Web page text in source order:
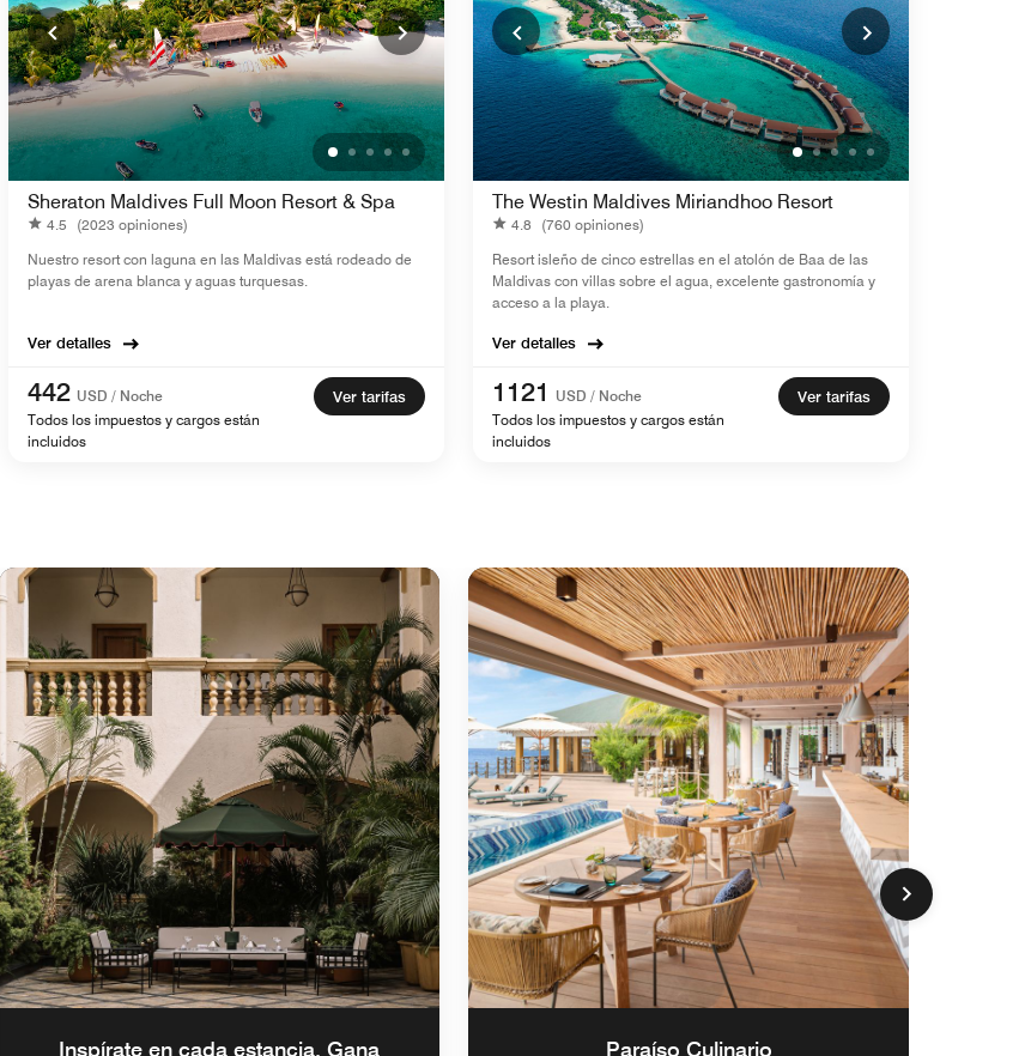
Sheraton Maldives Full Moon Resort & Spa
4.5
(2023 opiniones)
Nuestro resort con laguna en las Maldivas está rodeado de
playas de arena blanca y aguas turquesas.
Ver detalles
442 USD / Noche
Todos los impuestos y cargos están
incluidos
Ver tarifas
The Westin Maldives Miriandhoo Resort
4.8
(760 opiniones)
Resort isleño de cinco estrellas en el atolón de Baa de las
Maldivas con villas sobre el agua, excelente gastronomía y
acceso a la playa.
Ver detalles
1121
USD / Noche
Todos los impuestos y cargos están
incluidos
Ver tarifas
Inspírate en cada estancia. Gana
Paraíso Culinario